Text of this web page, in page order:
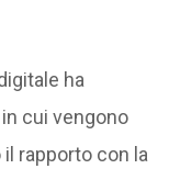
ha
cui vengono
rapporto con la